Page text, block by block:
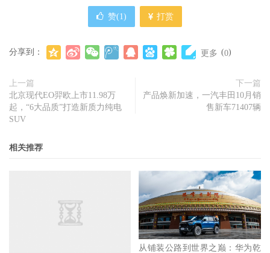
赞(1) 打赏
分享到： 更多 (0)
上一篇
北京现代EO羿欧上市11.98万
起，“6大品质”打造新质力纯电
SUV
下一篇
产品焕新加速，一汽丰田10月销
售新车71407辆
相关推荐
从铺装公路到世界之巅：华为乾